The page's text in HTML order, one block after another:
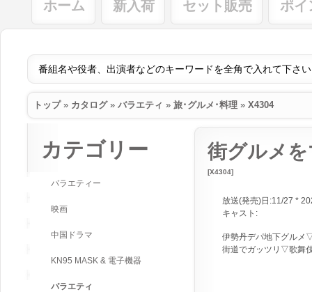
ホーム 新入荷 セット販売 ポイ
トップ» カタログ» バラエティ » 旅･グルメ･料理 » X4304
街グルメ
[X4304]
放送(発売)日:11/27 *
キャスト:
伊勢丹デパ地下グル
街道でガッツリ▽歌舞
カテゴリー
バラエティー
映画
中国ドラマ
KN95 MASK & 電子機器
バラエティ